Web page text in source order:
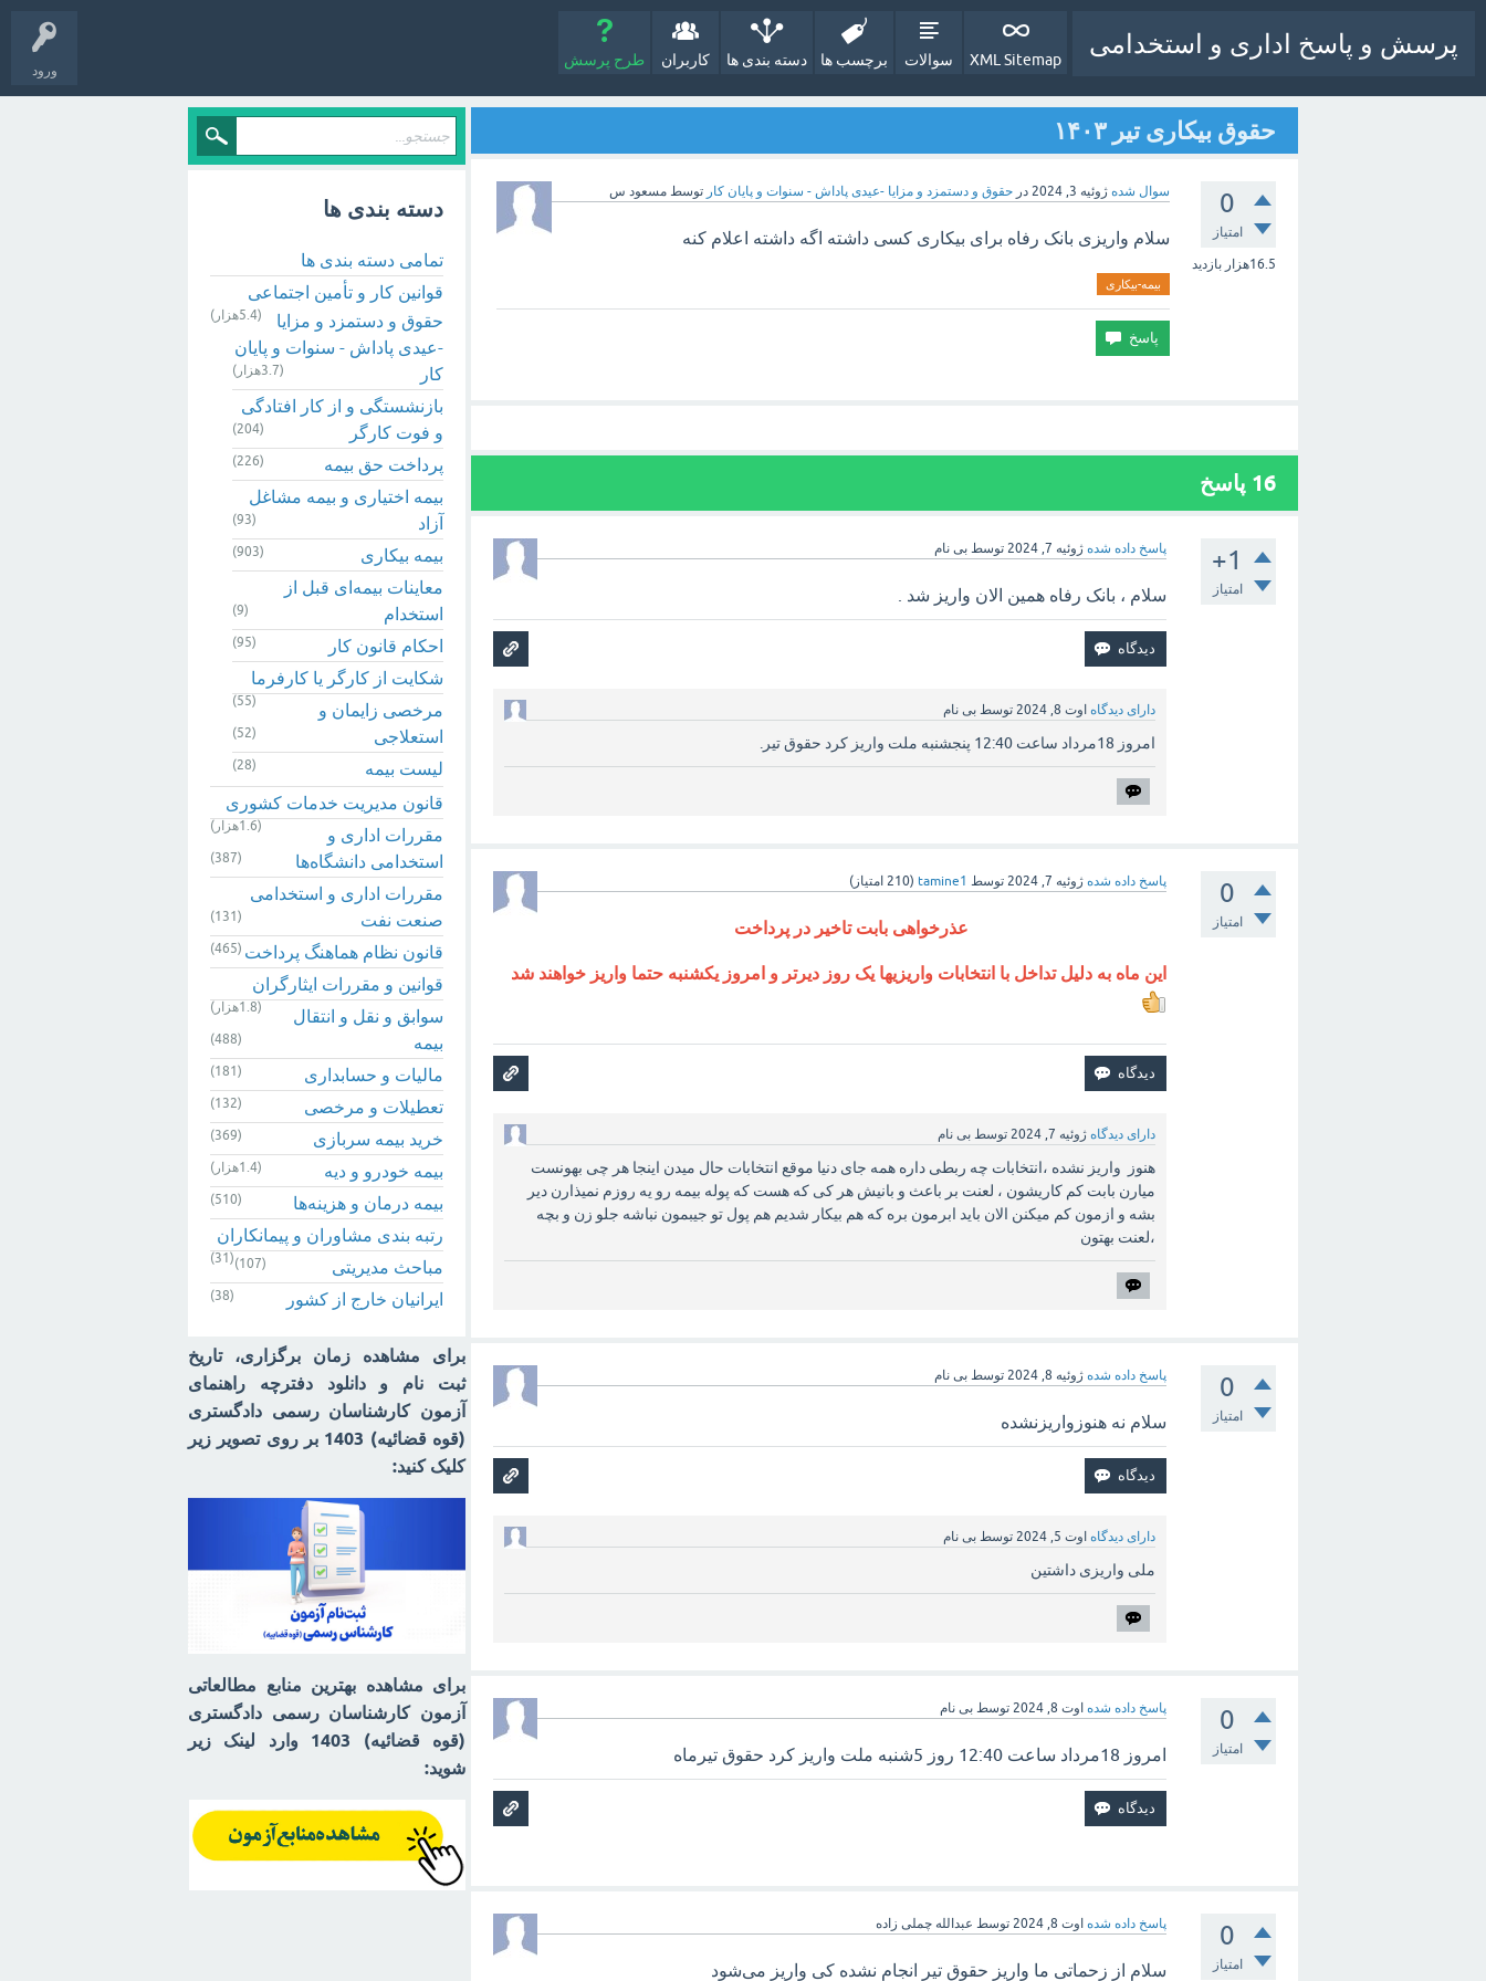
ورود
پرسش و پاسخ اداری و استخدامی
XML Sitemap سوالات برچسب ها دسته بندی ها کاربران طرح پرسش
حقوق بیکاری تیر ۱۴۰۳
0
امتیاز
16.5هزار بازدید
سوال شده ژوئیه 3, 2024 در حقوق و دستمزد و مزایا -عیدی پاداش - سنوات و پایان کار توسط مسعود س
سلام واریزی بانک رفاه برای بیکاری کسی داشته اگه داشته اعلام کنه
بیمه-بیکاری
16 پاسخ
+1
امتیاز
پاسخ داده شده ژوئیه 7, 2024 توسطبی نام
سلام ، بانک رفاه همین الان واریز شد .
دارای دیدگاه اوت 8, 2024 توسطبی نام
امروز 18مرداد ساعت 12:40 پنجشنبه ملت واریز کرد حقوق تیر.
0
امتیاز
پاسخ داده شده ژوئیه 7, 2024 توسط tamine1
(
210 امتیاز)
عذرخواهی بابت تاخیر در پرداخت
این ماه به دلیل تداخل با انتخابات واریزیها یک روز دیرتر و امروز یکشنبه حتما واریز خواهند شد
دارای دیدگاه ژوئیه 7, 2024 توسطبی نام
هنوز واریز نشده ،انتخابات چه ربطی داره همه جای دنیا موقع انتخابات حال میدن اینجا هر چی بهونست
میارن بابت کم کاریشون ، لعنت بر باعث و بانیش هر کی که هست که پوله بیمه رو یه روزم نمیذارن دیر
بشه و ازمون کم میکنن الان باید ابرمون بره که هم بیکار شدیم هم پول تو جیبمون نباشه جلو زن و بچه
،لعنت بهتون
0
امتیاز
پاسخ داده شده ژوئیه 8, 2024 توسطبی نام
سلام نه هنوزواریزنشده
دارای دیدگاه اوت 5, 2024 توسطبی نام
ملی واریزی داشتین
0
امتیاز
پاسخ داده شده اوت 8, 2024 توسطبی نام
امروز 18مرداد ساعت 12:40 روز 5شنبه ملت واریز کرد حقوق تیرماه
0
امتیاز
پاسخ داده شده اوت 8, 2024 توسط عبدالله چملی زاده
سلام از زحماتی ما واریز حقوق تیر انجام نشده کی واریز می‌شود
دسته بندی ها
تمامی دسته بندی ها
قوانین کار و تأمین اجتماعی
(5.4هزار)
حقوق و دستمزد و مزایا
-عیدی پاداش - سنوات و پایان
کار
(3.7هزار)
بازنشستگی و از کار افتادگی
و فوت کارگر
(204)
پرداخت حق بیمه (226)
بیمه اختیاری و بیمه مشاغل
آزاد
(93)
بیمه بیکاری (903)
معاینات بیمه‌ای قبل از
استخدام
(9)
احکام قانون کار (95)
شکایت از کارگر یا کارفرما
(55)
مرخصی زایمان و
استعلاجی
(52)
لیست بیمه (28)
قانون مدیریت خدمات کشوری
(1.6هزار)
مقررات اداری و
استخدامی دانشگاه‌ها
(387)
مقررات اداری و استخدامی
صنعت نفت
(131)
قانون نظام هماهنگ پرداخت (465)
قوانین و مقررات ایثارگران
(1.8هزار)
سوابق و نقل و انتقال
بیمه‌
(488)
مالیات و حسابداری (181)
تعطیلات و مرخصی (132)
خرید بیمه سربازی (369)
بیمه خودرو و دیه (1.4هزار)
بیمه درمان و هزینه‌ها (510)
رتبه بندی مشاوران و پیمانکاران
(31) مباحث مدیریتی (107)
ایرانیان خارج از کشور (38)
برای مشاهده زمان برگزاری، تاریخ
ثبت نام و دانلود دفترچه راهنمای
آزمون کارشناسان رسمی دادگستری
(قوه قضائیه) 1403 بر روی تصویر زیر
کلیک کنید:
برای مشاهده بهترین منابع مطالعاتی
آزمون کارشناسان رسمی دادگستری
(قوه قضائیه) 1403 وارد لینک زیر
شوید: